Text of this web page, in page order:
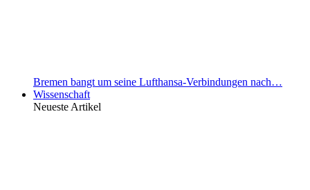
Bremen bangt um seine Lufthansa-Verbindungen nach…
Wissenschaft
Neueste Artikel